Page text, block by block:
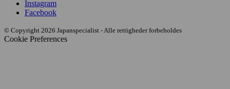
Instagram
Facebook
© Copyright 2026 Japanspecialist - Alle rettigheder forbeholdes
Cookie Preferences